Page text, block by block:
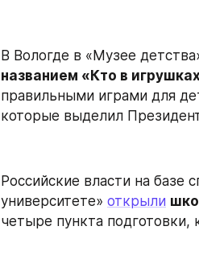
В Вологде в «Музее
названием «Кто в
правильными играми для
которые выделил
Российские власти на
университете» открыли
четыре пункта подготовки,